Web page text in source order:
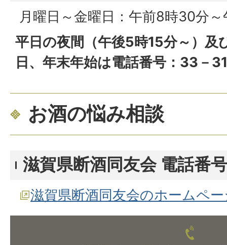
月曜日～金曜日：午前8時30分
平日の夜間（午後5時15分～）及
日、年末年始は電話番号：33－
お酒の悩み相談
滋賀県断酒同友会 電話番
滋賀県断酒同友会のホームペ